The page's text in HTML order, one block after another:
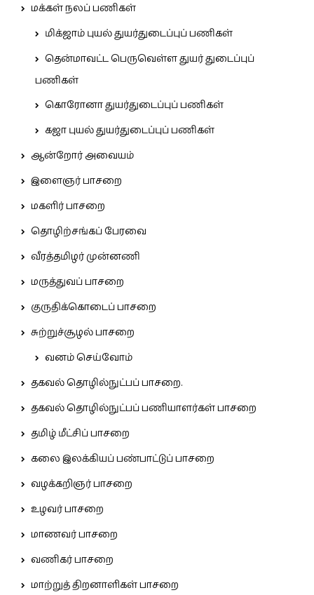
மக்கள் நலப் பணிகள்
மிக்ஜாம் புயல் துயர்துடைப்புப் பணிகள்
தென்மாவட்ட பெருவெள்ள துயர் துடைப்புப்
பணிகள்
கொரோனா துயர்துடைப்புப் பணிகள்
கஜா புயல் துயர்துடைப்புப் பணிகள்
ஆன்றோர் அவையம்
இளைஞர் பாசறை
மகளிர் பாசறை
தொழிற்சங்கப் பேரவை
வீரத்தமிழர் முன்னணி
மருத்துவப் பாசறை
குருதிக்கொடைப் பாசறை
சுற்றுச்சூழல் பாசறை
வனம் செய்வோம்
தகவல் தொழில்நுட்பப் பாசறை.
தகவல் தொழில்நுட்பப் பணியாளர்கள் பாசறை
தமிழ் மீட்சிப் பாசறை
கலை இலக்கியப் பண்பாட்டுப் பாசறை
வழக்கறிஞர் பாசறை
உழவர் பாசறை
மாணவர் பாசறை
வணிகர் பாசறை
மாற்றுத் திறனாளிகள் பாசறை